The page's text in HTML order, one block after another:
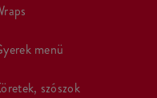
wraps
gyerek menü
köretek, szószok